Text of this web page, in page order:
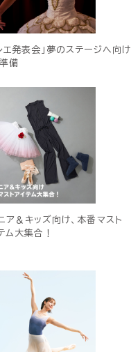
エ発表会」夢のステージへ向け
備
ア＆キッズ向け、本番マスト
ム大集合！